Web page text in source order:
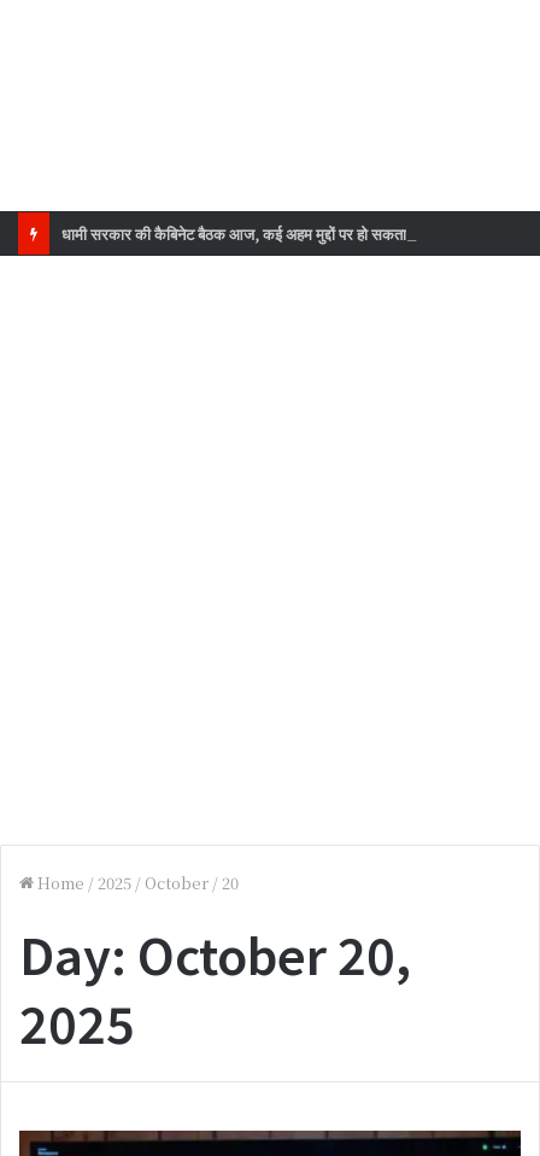
धामी सरकार की कैबिनेट बैठक आज, कई अहम मुद्दों पर हो सकता है फैसला
Home /2025 / October /20
Day: October 20,
2025